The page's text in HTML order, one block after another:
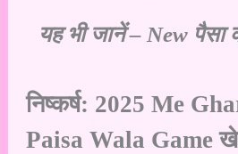
यह भी जानें – New पैसा
निष्कर्ष: 2025 Me
Paisa Wala Game